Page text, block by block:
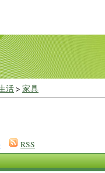
活> 家具
RSS